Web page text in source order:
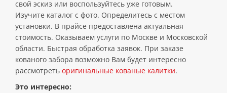
свой эскиз или воспользуйтесь уже готовым.
Изучите каталог с фото. Определитесь с местом
установки. В прайсе предоставлена актуальная
стоимость. Оказываем услуги по Москве и Московской
области. Быстрая обработка заявок. При заказе
кованого забора возможно Вам будет интересно
рассмотреть оригинальные кованые калитки.
Это интересно: